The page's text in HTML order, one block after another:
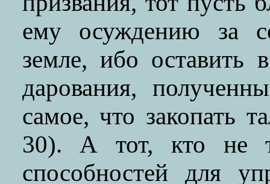
ему осуждению за
земле, ибо оставить
дарования,
самое, что закопать
30). А тот, кто не
способностей для